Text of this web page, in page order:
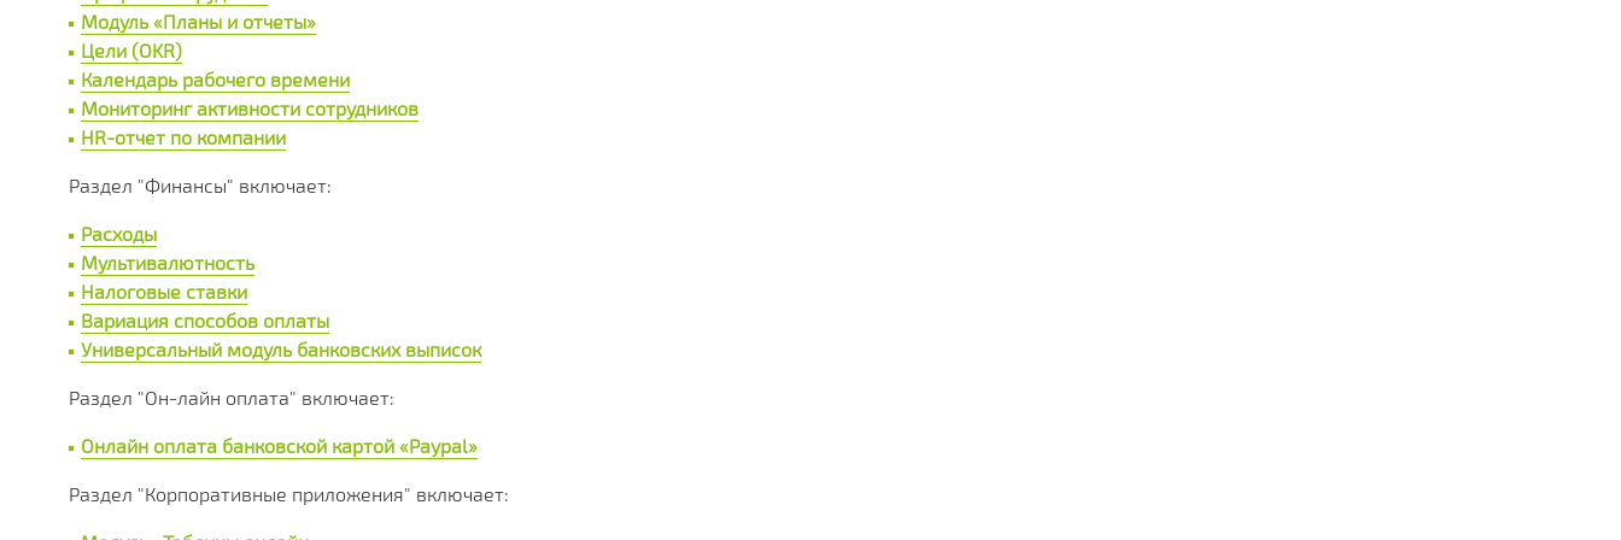
Модуль «Планы и отчеты»
Цели (OKR)
Календарь рабочего времени
Мониторинг активности сотрудников
HR-отчет по компании
Раздел "Финансы" включает:
Расходы
Мультивалютность
Налоговые ставки
Вариация способов оплаты
Универсальный модуль банковских выписок
Раздел "Он-лайн оплата" включает:
Онлайн оплата банковской картой «Paypal»
Раздел "Корпоративные приложения" включает: